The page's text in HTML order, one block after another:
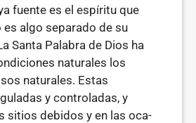
fuente es el espíritu que
es algo separado de su
Santa Palabra de Dios ha
naturales los
naturales. Estas
y controladas, y
sitios debidos y en las oca­